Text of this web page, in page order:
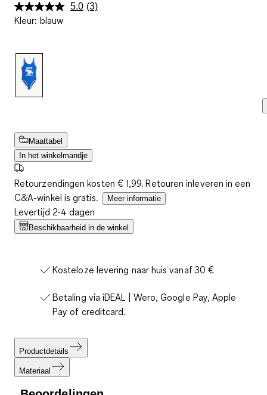
5.0 Lees
(3)
Kleur: blauw
Maattabel
In het winkelmandje
Retourzendingen kosten € 1,99. Retouren inleveren in een
C&A-winkel is gratis.
Meer informatie
Levertijd 2-4 dagen
Beschikbaarheid in de winkel
Kosteloze levering naar huis vanaf 30 €
Betaling via iDEAL | Wero, Google Pay, Apple
Pay of creditcard.
Productdetails
Materiaal